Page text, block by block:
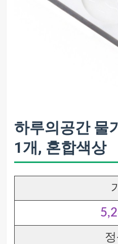
하루의공간 물
1개, 혼합색상